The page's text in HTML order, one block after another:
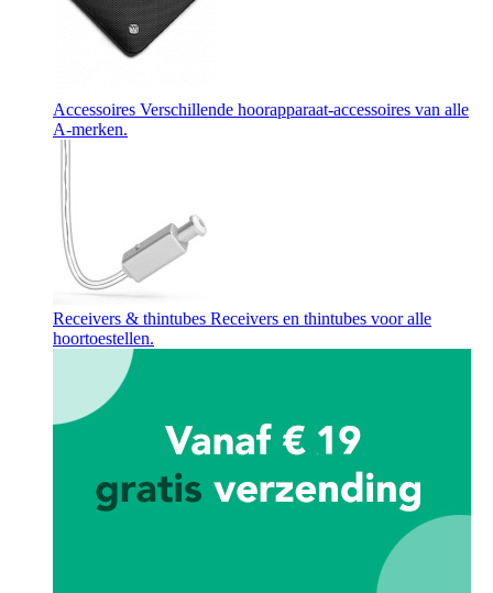
Accessoires Verschillende hoorapparaat-accessoires van alle
A-merken.
Receivers & thintubes Receivers en thintubes voor alle
hoortoestellen.